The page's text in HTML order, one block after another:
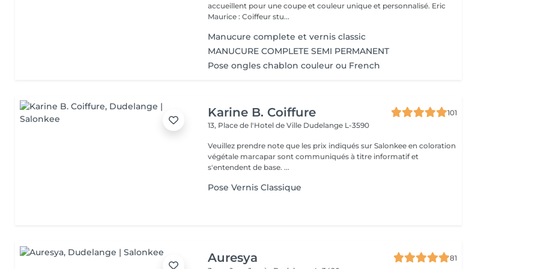
accueillent pour une coupe et couleur unique et personnalisé. Eric
Maurice : Coiffeur stu...
Manucure complete et vernis classic
MANUCURE COMPLETE SEMI PERMANENT
Pose ongles chablon couleur ou French
Karine B. Coiffure
101
13, Place de l'Hotel de Ville Dudelange L-3590
Veuillez prendre note que les prix indiqués sur Salonkee en coloration
végétale marcapar sont communiqués à titre informatif et
s'entendent de base. ...
Pose Vernis Classique
Auresya
81